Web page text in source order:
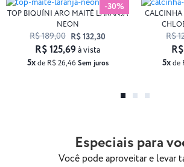
-30%
TOP BIQUÍNI ARO MAITÊ LARANJA
NEON
R$ 189,00 R$ 132,30
5xde R$ 26,46 Sem juros
R$ 125,69à vista
R$
5xde
Especiais para
Você pode aproveitar e levar